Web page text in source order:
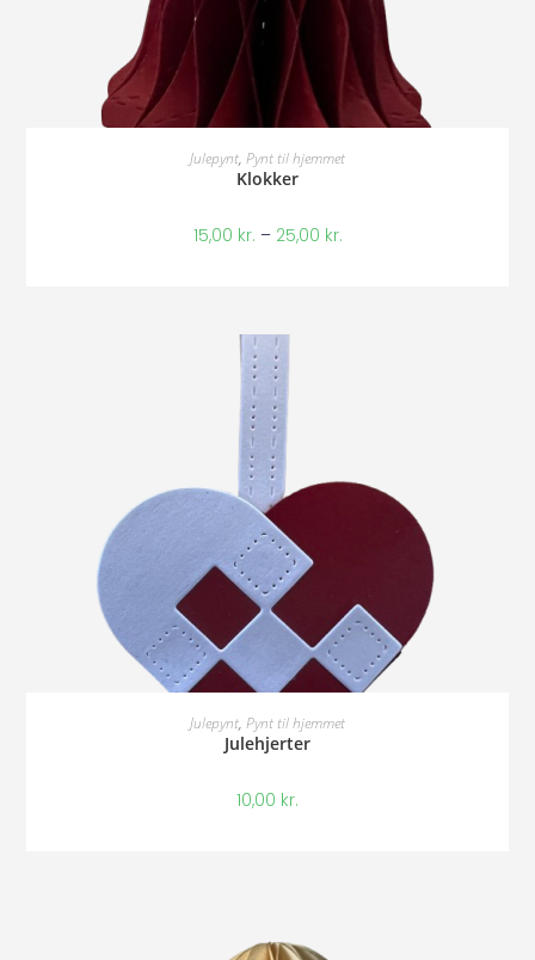
Vælg Muligheder
Julepynt, Pynt til hjemmet
Klokker
15,00 kr. – 25,00 kr.
Vælg Muligheder
Julepynt, Pynt til hjemmet
Julehjerter
10,00 kr.